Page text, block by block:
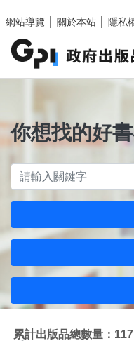
網站導覽
關於本站 隱私
你想找的好書
累計出版品總數量：
機關搜尋